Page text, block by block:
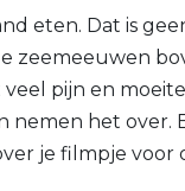
eten. Dat is
zeemeeuwen
pijn en
nemen het over.
je filmpje voor